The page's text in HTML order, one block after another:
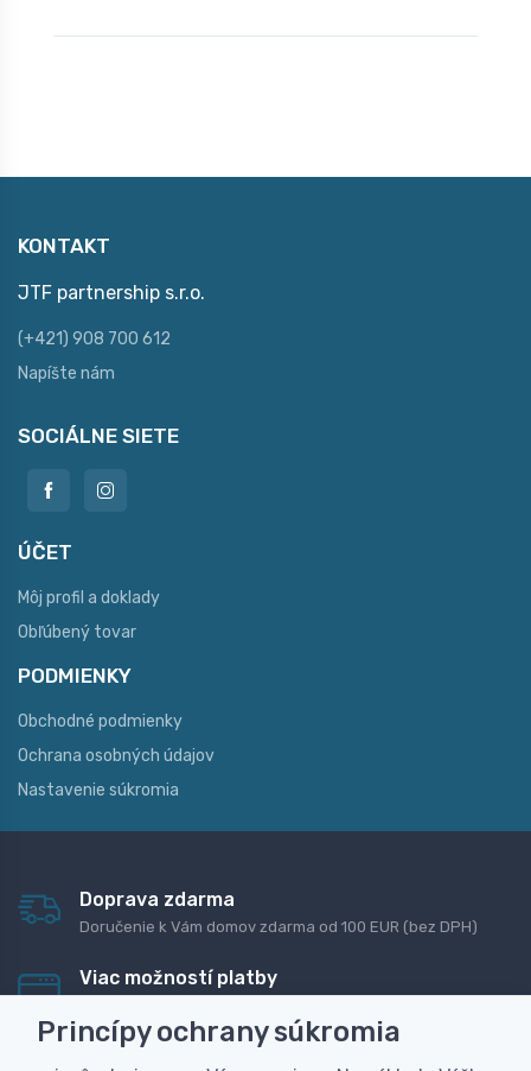
KONTAKT
JTF partnership s.r.o.
(+421) 908 700 612
Napíšte nám
SOCIÁLNE SIETE
ÚČET
Môj profil a doklady
Obľúbený tovar
PODMIENKY
Obchodné podmienky
Ochrana osobných údajov
Nastavenie súkromia
Doprava zdarma
Doručenie k Vám domov zdarma od 100 EUR (bez DPH)
Viac možností platby
dobierku
Princípy ochrany súkromia